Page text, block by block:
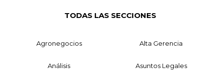
TODAS LAS SECCIONES
Agronegocios Alta Gerencia
Análisis Asuntos Legales